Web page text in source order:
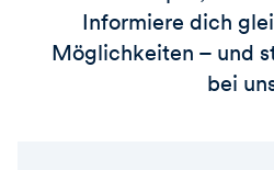
Informiere dich
Möglichkeiten – und
bei